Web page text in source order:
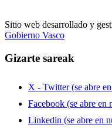
Sitio web desarrollado y
Gobierno Vasco
Gizarte sareak
X - Twitter (se abre
Facebook (se abre en
Linkedin (se abre en